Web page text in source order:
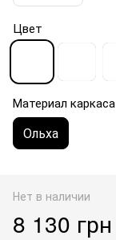
Цвет
Материал каркаса
Ольха
Нет в наличии
8 130 грн